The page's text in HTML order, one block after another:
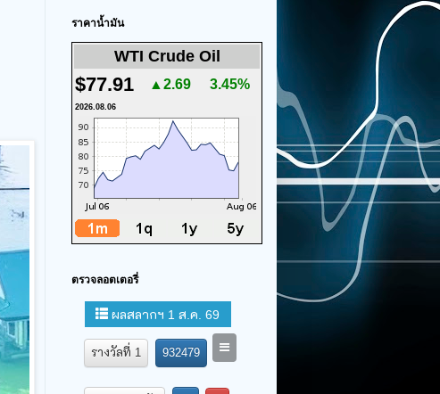
ราคาน้ำมัน
WTI Crude Oil
$77.91 ▲2.69 3.45%
2026.08.06
ตรวจลอตเตอรี่